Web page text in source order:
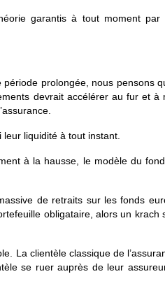
garantis à tout moment par
prolongée, nous pensons
devrait accélérer au fur et à
liquidité à tout instant.
à la hausse, le modèle du
de retraits sur les fonds
obligataire, alors un krach
La clientèle classique de
se ruer auprès de leur